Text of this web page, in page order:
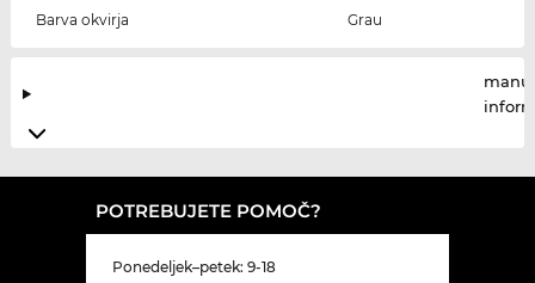
Barva okvirja
Grau
POTREBUJETE POMOČ?
Ponedeljek–petek: 9-18